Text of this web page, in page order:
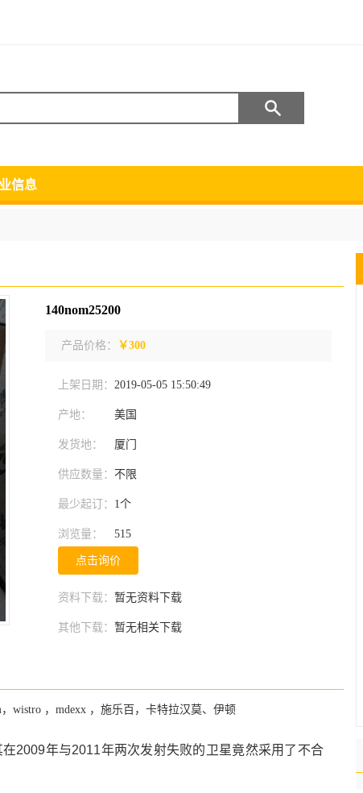
信息
140nom25200
产品价格： ￥300
上架日期： 2019-05-05 15:50:49
产地： 美国
发货地： 厦门
供应数量： 不限
最少起订： 1个
浏览量： 515
点击询价
资料下载： 暂无资料下载
其他下载： 暂无相关下载
wistro ，mdexx ，施乐百，卡特拉汉莫、伊顿
2009年与2011年两次发射失败的卫星竟然采用了不合